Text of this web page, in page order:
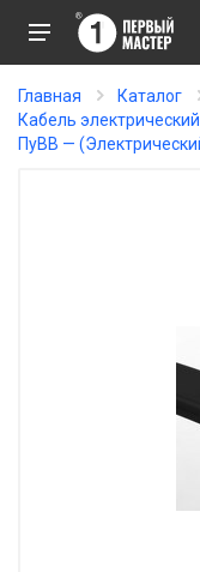
Главная Каталог
Кабель электрический
ПуВВ —